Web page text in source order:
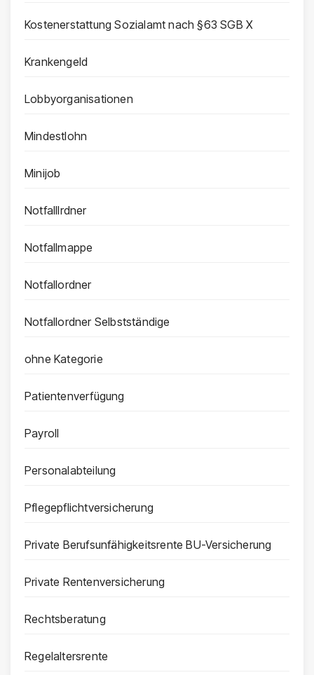
Kostenerstattung Sozialamt nach §63 SGB X
Krankengeld
Lobbyorganisationen
Mindestlohn
Minijob
Notfalllrdner
Notfallmappe
Notfallordner
Notfallordner Selbstständige
ohne Kategorie
Patientenverfügung
Payroll
Personalabteilung
Pflegepflichtversicherung
Private Berufsunfähigkeitsrente BU-Versicherung
Private Rentenversicherung
Rechtsberatung
Regelaltersrente